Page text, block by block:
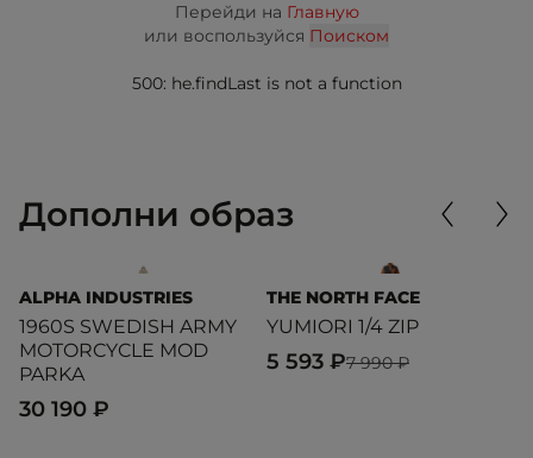
Перейди на Главную
или воспользуйся Поиском
500: he.findLast is not a function
Дополни образ
ALPHA INDUSTRIES
1960S SWEDISH ARMY
MOTORCYCLE MOD
PARKA
30 190 ₽
THE NORTH FACE
YUMIORI 1/4 ZIP
7 990 ₽
5 593 ₽